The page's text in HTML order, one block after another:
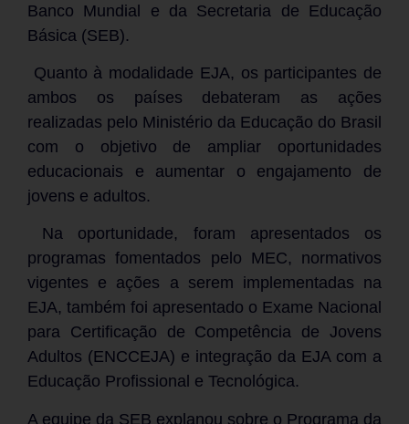
Banco Mundial e da Secretaria de Educação
Básica (SEB).
Quanto à modalidade EJA, os participantes de
ambos os países debateram as ações
realizadas pelo Ministério da Educação do Brasil
com o objetivo de ampliar oportunidades
educacionais e aumentar o engajamento de
jovens e adultos.
Na oportunidade, foram apresentados os
programas fomentados pelo MEC, normativos
vigentes e ações a serem implementadas na
EJA, também foi apresentado o Exame Nacional
para Certificação de Competência de Jovens
Adultos (ENCCEJA) e integração da EJA com a
Educação Profissional e Tecnológica.
A equipe da SEB explanou sobre o Programa da